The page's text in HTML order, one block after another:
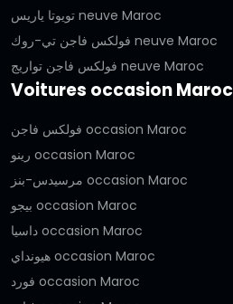
تويوتا ياريس neuve Maroc
فولكس فاجن تي-روك neuve Maroc
فولكس فاجن تواريج neuve Maroc
Voitures occasion Maroc
فولكس فاجن occasion Maroc
رينو occasion Maroc
مرسيدس-بنز occasion Maroc
بيجو occasion Maroc
داسيا occasion Maroc
هيونداي occasion Maroc
فورد occasion Maroc